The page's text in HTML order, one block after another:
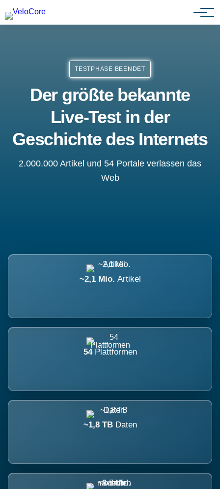
Agenturen & Webdesigner
TESTPHASE BEENDET
Der größte bekannte
Live-Test in der
Geschichte des Internets
2.000.000 Artikel und 54 Portale verlassen das
Web
~2,1 Mio. Artikel
54 Plattformen
~1,8 TB Daten